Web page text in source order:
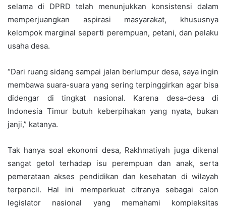
selama di DPRD telah menunjukkan konsistensi dalam
memperjuangkan aspirasi masyarakat, khususnya
kelompok marginal seperti perempuan, petani, dan pelaku
usaha desa.
“Dari ruang sidang sampai jalan berlumpur desa, saya ingin
membawa suara-suara yang sering terpinggirkan agar bisa
didengar di tingkat nasional. Karena desa-desa di
Indonesia Timur butuh keberpihakan yang nyata, bukan
janji,” katanya.
Tak hanya soal ekonomi desa, Rakhmatiyah juga dikenal
sangat getol terhadap isu perempuan dan anak, serta
pemerataan akses pendidikan dan kesehatan di wilayah
terpencil. Hal ini memperkuat citranya sebagai calon
legislator nasional yang memahami kompleksitas